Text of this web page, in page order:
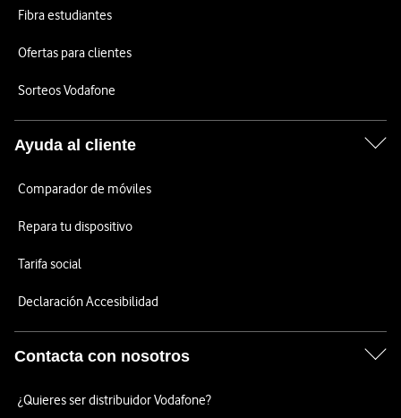
Fibra estudiantes
Ofertas para clientes
Sorteos Vodafone
Ayuda al cliente
Comparador de móviles
Repara tu dispositivo
Tarifa social
Declaración Accesibilidad
Contacta con nosotros
¿Quieres ser distribuidor Vodafone?